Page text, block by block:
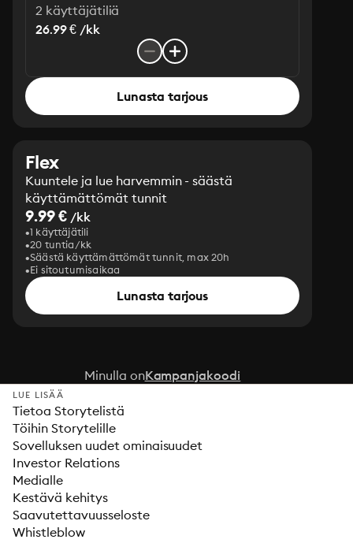
2 käyttäjätiliä
26.99 € /kk
Lunasta tarjous
Flex
Kuuntele ja lue harvemmin - säästä
käyttämättömät tunnit
9.99 € /kk
1 käyttäjätili
20 tuntia/kk
Säästä käyttämättömät tunnit, max 20h
Ei sitoutumisaikaa
Lunasta tarjous
Minulla onKampanjakoodi
LUE LISÄÄ
Tietoa Storytelistä
Töihin Storytelille
Sovelluksen uudet ominaisuudet
Investor Relations
Medialle
Kestävä kehitys
Saavutettavuusseloste
Whistleblow